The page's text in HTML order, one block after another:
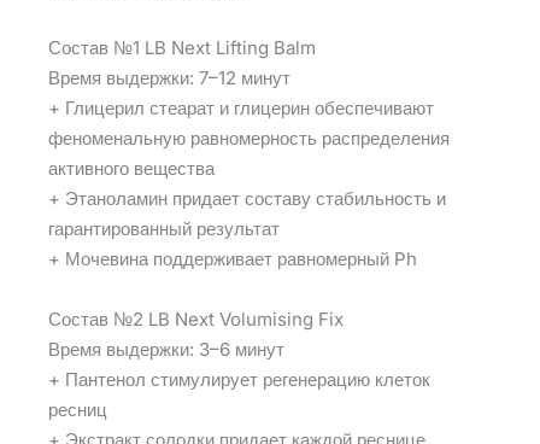
Состав №1 LB Next Lifting Balm
Время выдержки: 7–12 минут
+ Глицерил стеарат и глицерин обеспечивают
феноменальную равномерность распределения
активного вещества
+ Этаноламин придает составу стабильность и
гарантированный результат
+ Мочевина поддерживает равномерный Ph
Состав №2 LB Next Volumising Fix
Время выдержки: 3–6 минут
+ Пантенол стимулирует регенерацию клеток
ресниц